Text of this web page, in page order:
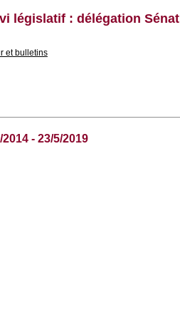
législatif : délégation Sénat
et bulletins
- 23/5/2019